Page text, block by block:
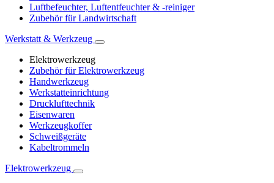
Luftbefeuchter, Luftentfeuchter & -reiniger
Zubehör für Landwirtschaft
Werkstatt & Werkzeug
Elektrowerkzeug
Zubehör für Elektrowerkzeug
Handwerkzeug
Werkstatteinrichtung
Drucklufttechnik
Eisenwaren
Werkzeugkoffer
Schweißgeräte
Kabeltrommeln
Elektrowerkzeug